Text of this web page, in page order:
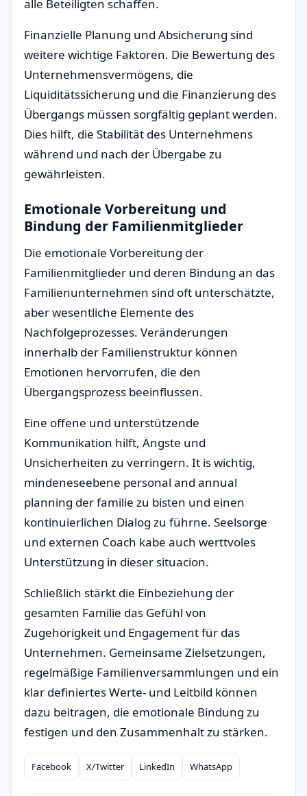
alle Beteiligten schaffen.
Finanzielle Planung und Absicherung sind
weitere wichtige Faktoren. Die Bewertung des
Unternehmensvermögens, die
Liquiditätssicherung und die Finanzierung des
Übergangs müssen sorgfältig geplant werden.
Dies hilft, die Stabilität des Unternehmens
während und nach der Übergabe zu
gewährleisten.
Emotionale Vorbereitung und
Bindung der Familienmitglieder
Die emotionale Vorbereitung der
Familienmitglieder und deren Bindung an das
Familienunternehmen sind oft unterschätzte,
aber wesentliche Elemente des
Nachfolgeprozesses. Veränderungen
innerhalb der Familienstruktur können
Emotionen hervorrufen, die den
Übergangsprozess beeinflussen.
Eine offene und unterstützende
Kommunikation hilft, Ängste und
Unsicherheiten zu verringern. It is wichtig,
mindeneseebene personal and annual
planning der familie zu bisten und einen
kontinuierlichen Dialog zu führne. Seelsorge
und externen Coach kabe auch werttvoles
Unterstützung in dieser situacion.
Schließlich stärkt die Einbeziehung der
gesamten Familie das Gefühl von
Zugehörigkeit und Engagement für das
Unternehmen. Gemeinsame Zielsetzungen,
regelmäßige Familienversammlungen und ein
klar definiertes Werte- und Leitbild können
dazu beitragen, die emotionale Bindung zu
festigen und den Zusammenhalt zu stärken.
Compartilhar
Facebook X/Twitter LinkedIn WhatsApp